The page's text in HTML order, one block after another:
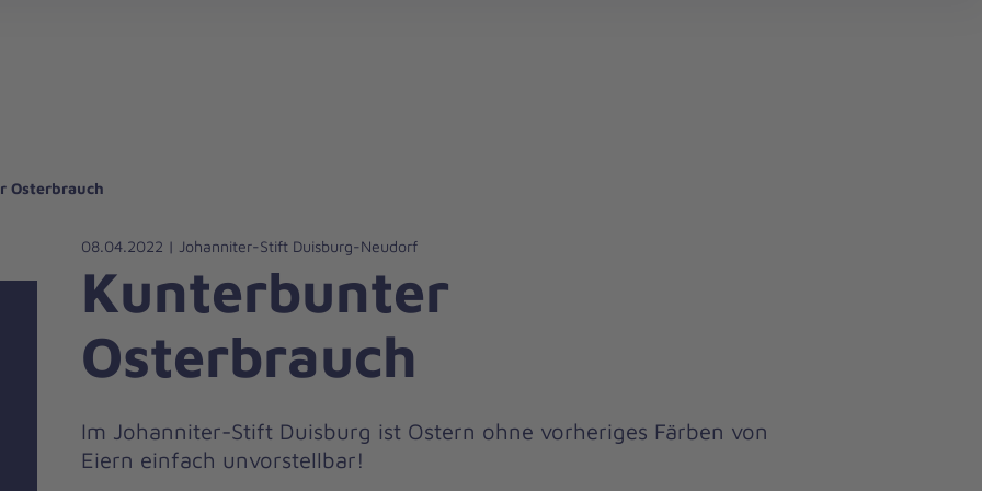
Osterbrauch
08.04.2022 | Johanniter-Stift Duisburg-Neudorf
Kunterbunter
Osterbrauch
Im Johanniter-Stift Duisburg ist Ostern ohne vorheriges Färben von
Eiern einfach unvorstellbar!